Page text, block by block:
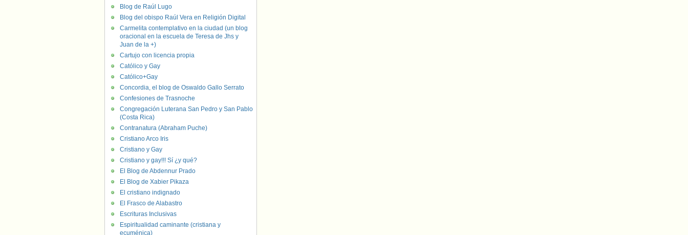
Blog de Raúl Lugo
Blog del obispo Raúl Vera en Religión Digital
Carmelita contemplativo en la ciudad (un blog
oracional en la escuela de Teresa de Jhs y
Juan de la +)
Cartujo con licencia propia
Católico y Gay
Católico+Gay
Concordia, el blog de Oswaldo Gallo Serrato
Confesiones de Trasnoche
Congregación Luterana San Pedro y San Pablo
(Costa Rica)
Contranatura (Abraham Puche)
Cristiano Arco Iris
Cristiano y Gay
Cristiano y gay!!! Sí ¿y qué?
El Blog de Abdennur Prado
El Blog de Xabier Pikaza
El cristiano indignado
El Frasco de Alabastro
Escrituras Inclusivas
Espiritualidad caminante (cristiana y
ecuménica)